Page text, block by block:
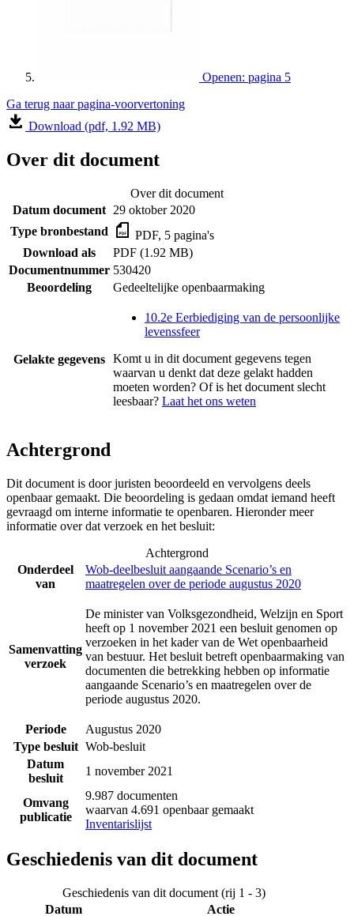
Openen: pagina 5
Ga terug naar pagina-voorvertoning
Download (pdf, 1.92 MB)
Over dit document
Over dit document
Datum document 29 oktober 2020
Type bronbestand
PDF, 5 pagina's
Download als
PDF (1.92 MB)
Documentnummer 530420
Beoordeling
Gedeeltelijke openbaarmaking
Gelakte gegevens
10.2e Eerbiediging van de persoonlijke
levenssfeer
Komt u in dit document gegevens tegen
waarvan u denkt dat deze gelakt hadden
moeten worden? Of is het document slecht
leesbaar? Laat het ons weten
Achtergrond
Dit document is door juristen beoordeeld en vervolgens deels
openbaar gemaakt. Die beoordeling is gedaan omdat iemand heeft
gevraagd om interne informatie te openbaren. Hieronder meer
informatie over dat verzoek en het besluit:
Achtergrond
Onderdeel
van
Wob-deelbesluit aangaande Scenario’s en
maatregelen over de periode augustus 2020
Samenvatting
verzoek
De minister van Volksgezondheid, Welzijn en Sport
heeft op 1 november 2021 een besluit genomen op
verzoeken in het kader van de Wet openbaarheid
van bestuur. Het besluit betreft openbaarmaking van
documenten die betrekking hebben op informatie
aangaande Scenario’s en maatregelen over de
periode augustus 2020.
Periode
Augustus 2020
Type besluit Wob-besluit
Datum
besluit
1 november 2021
Omvang
publicatie
9.987 documenten
waarvan 4.691 openbaar gemaakt
Inventarislijst
Geschiedenis van dit document
Geschiedenis van dit document (rij 1 - 3)
Datum
Actie